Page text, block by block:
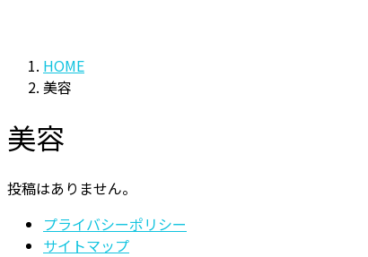
HOME
美容
美容
投稿はありません。
プライバシーポリシー
サイトマップ